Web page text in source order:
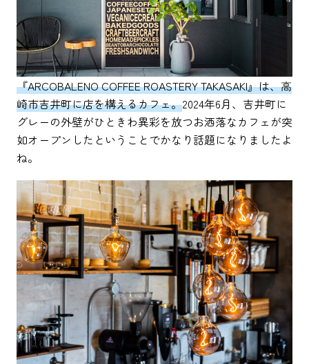
『ARCOBALENO COFFEE ROASTERY TAKASAKI』は、高
崎市吉井町に店を構えるカフェ。2024年6月、吉井町に
グレーの外壁がひときわ異彩を放つお洒落なカフェが突
如オープンしたということでかなり話題になりましたよ
ね。